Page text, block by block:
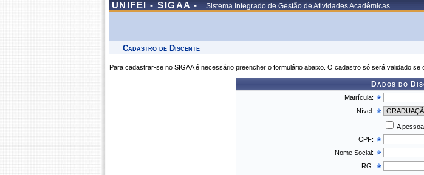
UNIFEI - SIGAA - Sistema Integrado de Gestão de Atividades Acadêmicas
Cadastro de Discente
Para cadastrar-se no SIGAA é necessário preencher o formulário abaixo. O cadastro só será validado se
Dados do
Matrícula:
Nível:
A
CPF:
Nome Social:
RG: